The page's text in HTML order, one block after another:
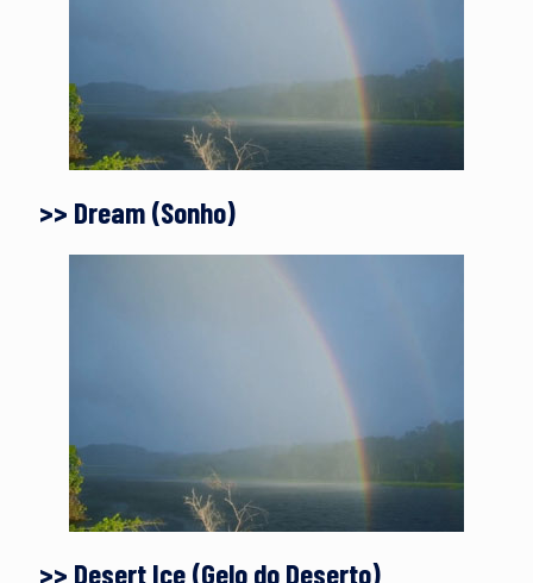
>> Dream (Sonho)
>> Desert Ice (Gelo do Deserto)